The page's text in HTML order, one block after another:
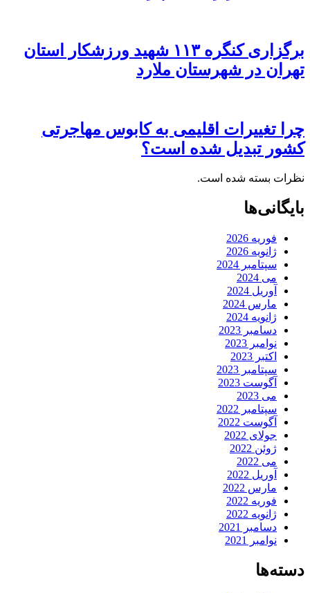
برگزاری کنگره ۱۱۳ شهید ورزشکار استان
تهران در شهرستان ملارد
چرا تغییرات اقلیمی به کابوس مهاجرتی
کشور تبدیل شده است؟
نظرات بسته شده است.
بایگانی‌ها
فوریه 2026
ژانویه 2026
سپتامبر 2024
می 2024
آوریل 2024
مارس 2024
ژانویه 2024
دسامبر 2023
نوامبر 2023
اکتبر 2023
سپتامبر 2023
آگوست 2023
می 2023
سپتامبر 2022
آگوست 2022
جولای 2022
ژوئن 2022
می 2022
آوریل 2022
مارس 2022
فوریه 2022
ژانویه 2022
دسامبر 2021
نوامبر 2021
دسته‌ها